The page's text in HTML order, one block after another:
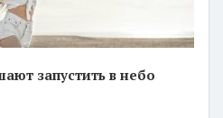
запустить в небо